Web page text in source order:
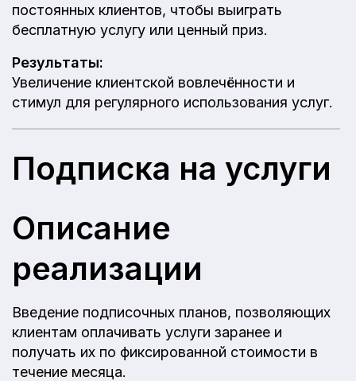
постоянных клиентов, чтобы выиграть
бесплатную услугу или ценный приз.
Результаты:
Увеличение клиентской вовлечённости и
стимул для регулярного использования услуг.
Подписка на услуги
Описание
реализации
Введение подписочных планов, позволяющих
клиентам оплачивать услуги заранее и
получать их по фиксированной стоимости в
течение месяца.